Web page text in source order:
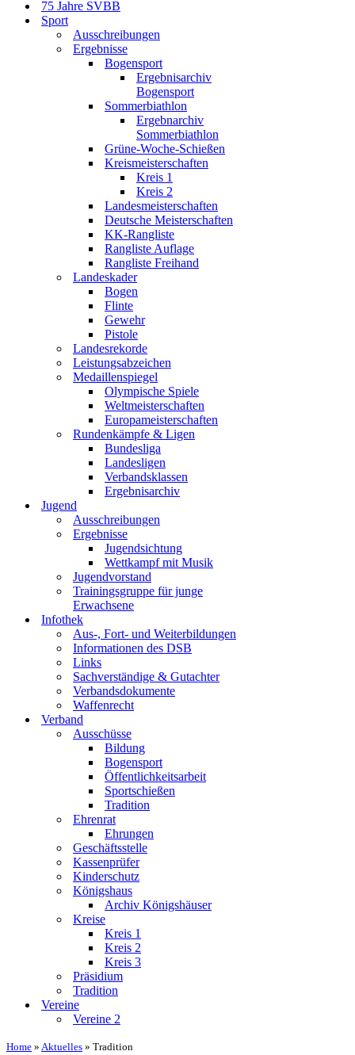
75 Jahre SVBB
Sport
Ausschreibungen
Ergebnisse
Bogensport
Ergebnisarchiv
Bogensport
Sommerbiathlon
Ergebnarchiv
Sommerbiathlon
Grüne-Woche-Schießen
Kreismeisterschaften
Kreis 1
Kreis 2
Landesmeisterschaften
Deutsche Meisterschaften
KK-Rangliste
Rangliste Auflage
Rangliste Freihand
Landeskader
Bogen
Flinte
Gewehr
Pistole
Landesrekorde
Leistungsabzeichen
Medaillenspiegel
Olympische Spiele
Weltmeisterschaften
Europameisterschaften
Rundenkämpfe & Ligen
Bundesliga
Landesligen
Verbandsklassen
Ergebnisarchiv
Jugend
Ausschreibungen
Ergebnisse
Jugendsichtung
Wettkampf mit Musik
Jugendvorstand
Trainingsgruppe für junge
Erwachsene
Infothek
Aus-, Fort- und Weiterbildungen
Informationen des DSB
Links
Sachverständige & Gutachter
Verbandsdokumente
Waffenrecht
Verband
Ausschüsse
Bildung
Bogensport
Öffentlichkeitsarbeit
Sportschießen
Tradition
Ehrenrat
Ehrungen
Geschäftsstelle
Kassenprüfer
Kinderschutz
Königshaus
Archiv Königshäuser
Kreise
Kreis 1
Kreis 2
Kreis 3
Präsidium
Tradition
Vereine
Vereine 2
Home » Aktuelles » Tradition